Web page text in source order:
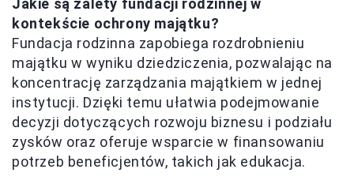
Jakie są zalety fundacji rodzinnej w
kontekście ochrony majątku?
Fundacja rodzinna zapobiega rozdrobnieniu
majątku w wyniku dziedziczenia, pozwalając na
koncentrację zarządzania majątkiem w jednej
instytucji. Dzięki temu ułatwia podejmowanie
decyzji dotyczących rozwoju biznesu i podziału
zysków oraz oferuje wsparcie w finansowaniu
potrzeb beneficjentów, takich jak edukacja.